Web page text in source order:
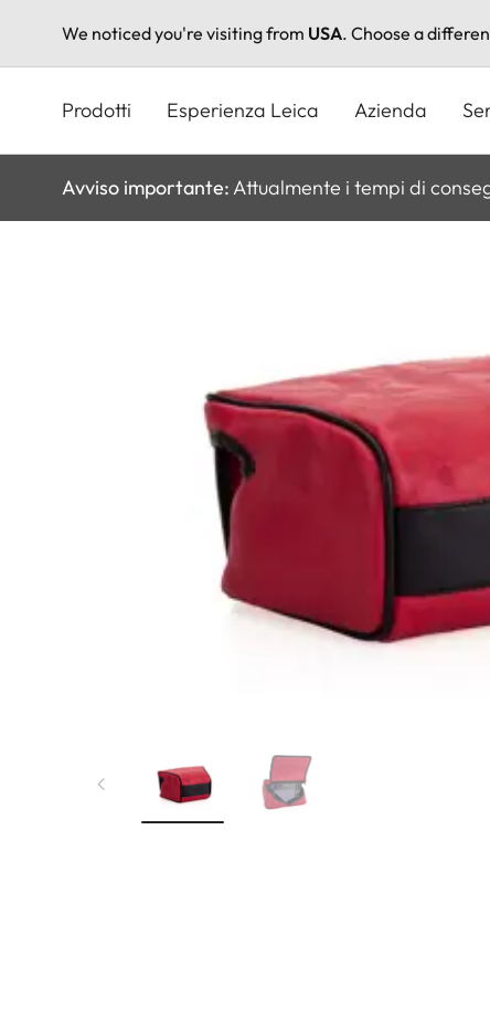
We noticed you're visiting from USA. Choose a
principale
Prodotti Esperienza Leica Azienda
Avviso importante: Attualmente i tempi di